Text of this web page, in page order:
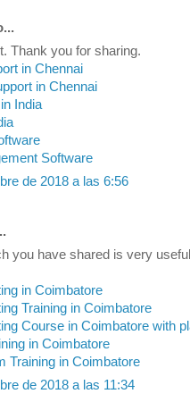
Thank you for sharing.
in Chennai
in Chennai
India
Software
de 2018 a las 6:56
you have shared is very
in Coimbatore
Training in Coimbatore
Course in Coimbatore with
in Coimbatore
Training in Coimbatore
de 2018 a las 11:34